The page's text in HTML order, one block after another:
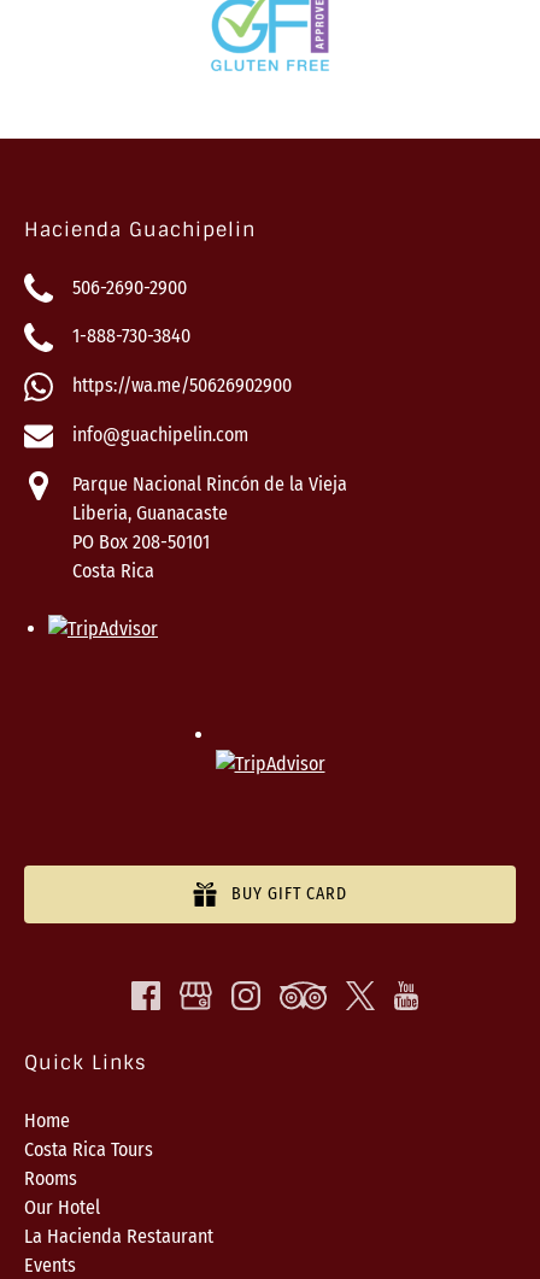
Hacienda Guachipelin
506-2690-2900
1-888-730-3840
https://wa.me/50626902900
info@guachipelin.com
Parque Nacional Rincón de la Vieja
Liberia, Guanacaste
PO Box 208-50101
Costa Rica
BUY GIFT CARD
Quick Links
Home
Costa Rica Tours
Rooms
Our Hotel
La Hacienda Restaurant
Events